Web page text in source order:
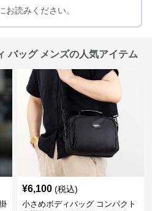
お読みください。
バッグ メンズの人気アイテム
¥6,100 (税込)
小さめボディバッグ コンパクト